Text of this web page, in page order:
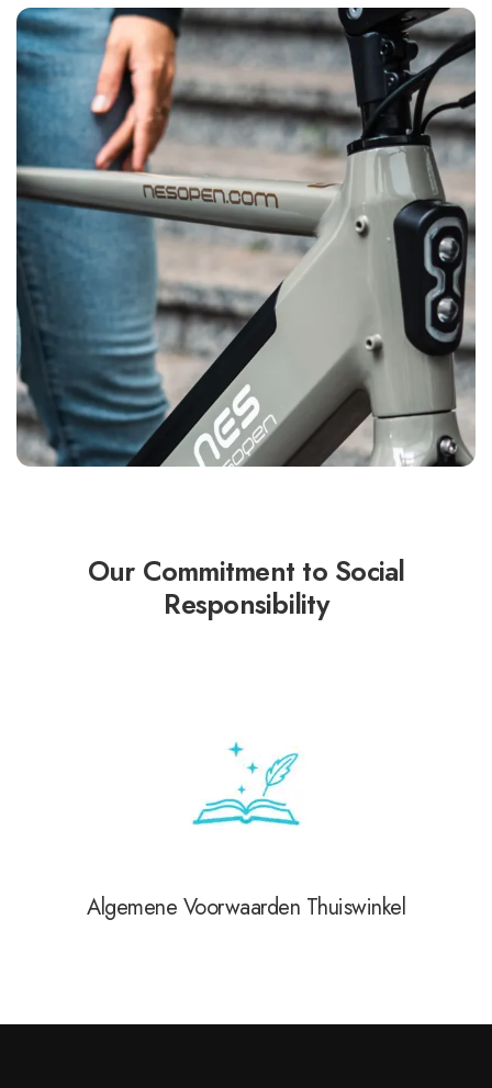
Our Commitment to Social
Responsibility
Algemene Voorwaarden Thuiswinkel